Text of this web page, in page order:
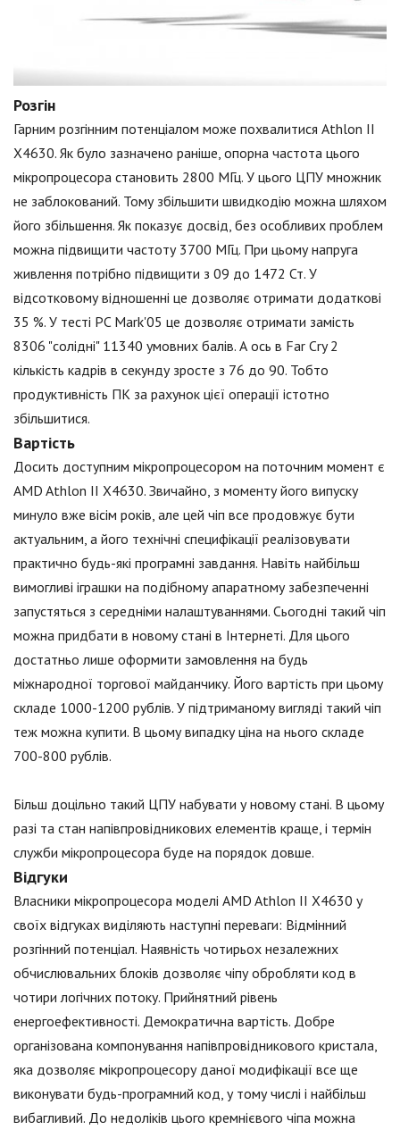
Розгін
Гарним розгінним потенціалом може похвалитися Athlon II
X4630. Як було зазначено раніше, опорна частота цього
мікропроцесора становить 2800 МГц. У цього ЦПУ множник
не заблокований. Тому збільшити швидкодію можна шляхом
його збільшення. Як показує досвід, без особливих проблем
можна підвищити частоту 3700 МГц. При цьому напруга
живлення потрібно підвищити з 09 до 1472 Ст. У
відсотковому відношенні це дозволяє отримати додаткові
35 %. У тесті PC Mark'05 це дозволяє отримати замість
8306 "солідні" 11340 умовних балів. А ось в Far Cry 2
кількість кадрів в секунду зросте з 76 до 90. Тобто
продуктивність ПК за рахунок цієї операції істотно
збільшитися.
Вартість
Досить доступним мікропроцесором на поточним момент є
AMD Athlon II X4630. Звичайно, з моменту його випуску
минуло вже вісім років, але цей чіп все продовжує бути
актуальним, а його технічні специфікації реалізовувати
практично будь-які програмні завдання. Навіть найбільш
вимогливі іграшки на подібному апаратному забезпеченні
запустяться з середніми налаштуваннями. Сьогодні такий чіп
можна придбати в новому стані в Інтернеті. Для цього
достатньо лише оформити замовлення на будь
міжнародної торгової майданчику. Його вартість при цьому
складе 1000-1200 рублів. У підтриманому вигляді такий чіп
теж можна купити. В цьому випадку ціна на нього складе
700-800 рублів.
Більш доцільно такий ЦПУ набувати у новому стані. В цьому
разі та стан напівпровідникових елементів краще, і термін
служби мікропроцесора буде на порядок довше.
Відгуки
Власники мікропроцесора моделі AMD Athlon II X4630 у
своїх відгуках виділяють наступні переваги: Відмінний
розгінний потенціал. Наявність чотирьох незалежних
обчислювальних блоків дозволяє чіпу обробляти код в
чотири логічних потоку. Прийнятний рівень
енергоефективності. Демократична вартість. Добре
організована компонування напівпровідникового кристала,
яка дозволяє мікропроцесору даної модифікації все ще
виконувати будь-програмний код, у тому числі і найбільш
вибагливий. До недоліків цього кремнієвого чіпа можна